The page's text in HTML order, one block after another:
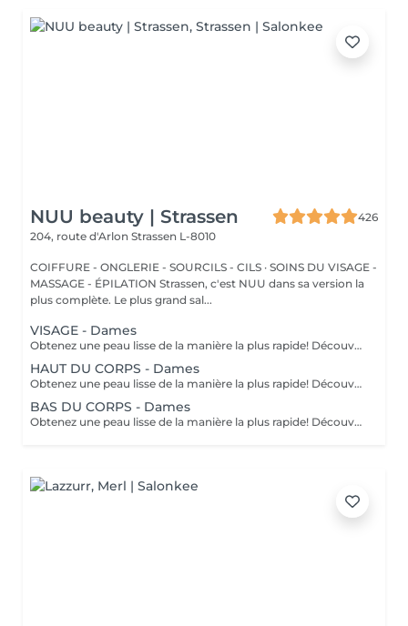
NUU beauty | Strassen
426
204, route d'Arlon Strassen L-8010
COIFFURE - ONGLERIE - SOURCILS - CILS · SOINS DU VISAGE -
MASSAGE - ÉPILATION Strassen, c'est NUU dans sa version la
plus complète. Le plus grand sal...
VISAGE - Dames
Obtenez une peau lisse de la manière la plus rapide! Découvrez les avantages de l'épilation permanente grâce à notre technologie lumineuse avancée qui cible efficacement les follicules pileux. Caractéristiques de notre Laser: technologie de pointe: nouveau modèle 2022 traitement polyvalent: système 3-en-1: laser diode, alexandrite et NdYag sécurité certifiée: entièrement certifié dans toute l'UE résultats visibles: effets notables après votre première séance transformation complète: résultats finaux obtenus après 6 à 8 traitements inclusif pour tous: convient à tous les types de peau et de cheveux, sauf les cheveux gris confort avant tout: equipé d'un système de refroidissement pour une expérience sans douleur Comment fonctionne l'Épilation au laser? préparation: votre peau est soigneusement nettoyée. application de gel: un gel spécial est appliqué pour améliorer le traitement. traitement au laser: le laser est appliqué sur la zone ciblée. finition apaisante: une crème apaisante est appliquée après le traitement. Recommandations d'Âge: idéalement adapté aux personnes âgées de 16 à 18 ans et plus. Soins post-traitement: pour garantir des résultats optimaux, veuillez éviter de vous exposer au soleil une semaine avant et après votre procédure. Fréquence des séances: les séances sont recommandées toutes les 4 à 8 semaines, pour un total de 6 à 10 traitements selon la zone.
HAUT DU CORPS - Dames
Obtenez une peau lisse de la manière la plus rapide! Découvrez les avantages de l'épilation permanente grâce à notre technologie lumineuse avancée qui cible efficacement les follicules pileux. Caractéristiques de notre Laser: technologie de pointe: nouveau modèle 2022 traitement polyvalent: système 3-en-1: laser diode, alexandrite et NdYag sécurité certifiée: entièrement certifié dans toute l'UE résultats visibles: effets notables après votre première séance transformation complète: résultats finaux obtenus après 6 à 8 traitements inclusif pour tous: convient à tous les types de peau et de cheveux, sauf les cheveux gris confort avant tout: equipé d'un système de refroidissement pour une expérience sans douleur Comment fonctionne l'Épilation au laser? préparation: votre peau est soigneusement nettoyée. application de gel: un gel spécial est appliqué pour améliorer le traitement. traitement au laser: le laser est appliqué sur la zone ciblée. finition apaisante: une crème apaisante est appliquée après le traitement. Recommandations d'Âge: idéalement adapté aux personnes âgées de 16 à 18 ans et plus. Soins post-traitement: pour garantir des résultats optimaux, veuillez éviter de vous exposer au soleil une semaine avant et après votre procédure. Fréquence des séances: les séances sont recommandées toutes les 4 à 8 semaines, pour un total de 6 à 10 traitements selon la zone.
BAS DU CORPS - Dames
Obtenez une peau lisse de la manière la plus rapide! Découvrez les avantages de l'épilation permanente grâce à notre technologie lumineuse avancée qui cible efficacement les follicules pileux. Caractéristiques de notre Laser: technologie de pointe: nouveau modèle 2022 traitement polyvalent: système 3-en-1: laser diode, alexandrite et NdYag sécurité certifiée: entièrement certifié dans toute l'UE résultats visibles: effets notables après votre première séance transformation complète: résultats finaux obtenus après 6 à 8 traitements inclusif pour tous: convient à tous les types de peau et de cheveux, sauf les cheveux gris confort avant tout: equipé d'un système de refroidissement pour une expérience sans douleur Comment fonctionne l'Épilation au laser? préparation: votre peau est soigneusement nettoyée. application de gel: un gel spécial est appliqué pour améliorer le traitement. traitement au laser: le laser est appliqué sur la zone ciblée. finition apaisante: une crème apaisante est appliquée après le traitement. Recommandations d'Âge: idéalement adapté aux personnes âgées de 16 à 18 ans et plus. Soins post-traitement: pour garantir des résultats optimaux, veuillez éviter de vous exposer au soleil une semaine avant et après votre procédure. Fréquence des séances: les séances sont recommandées toutes les 4 à 8 semaines, pour un total de 6 à 10 traitements selon la zone.